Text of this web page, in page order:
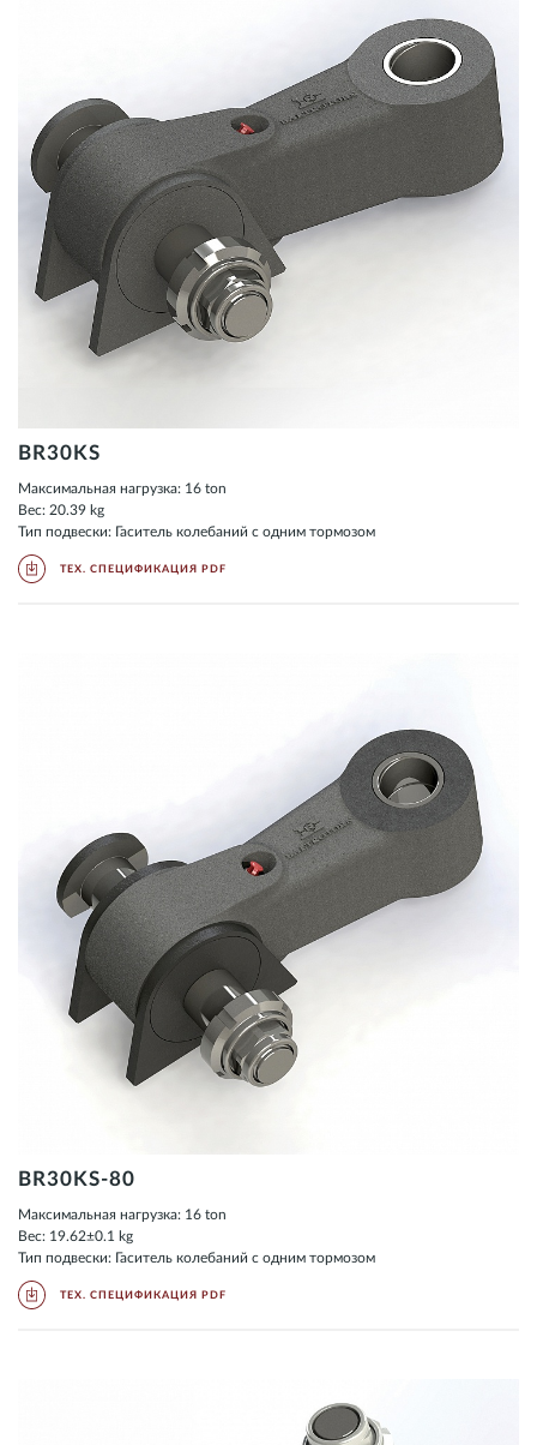
BR30KS
Максимальная нагрузка: 16 ton
Вес: 20.39 kg
Тип подвески: Гаситель колебаний с одним тормозом
ТЕХ. СПЕЦИФИКАЦИЯ PDF
BR30KS-80
Максимальная нагрузка: 16 ton
Вес: 19.62±0.1 kg
Тип подвески: Гаситель колебаний с одним тормозом
ТЕХ. СПЕЦИФИКАЦИЯ PDF